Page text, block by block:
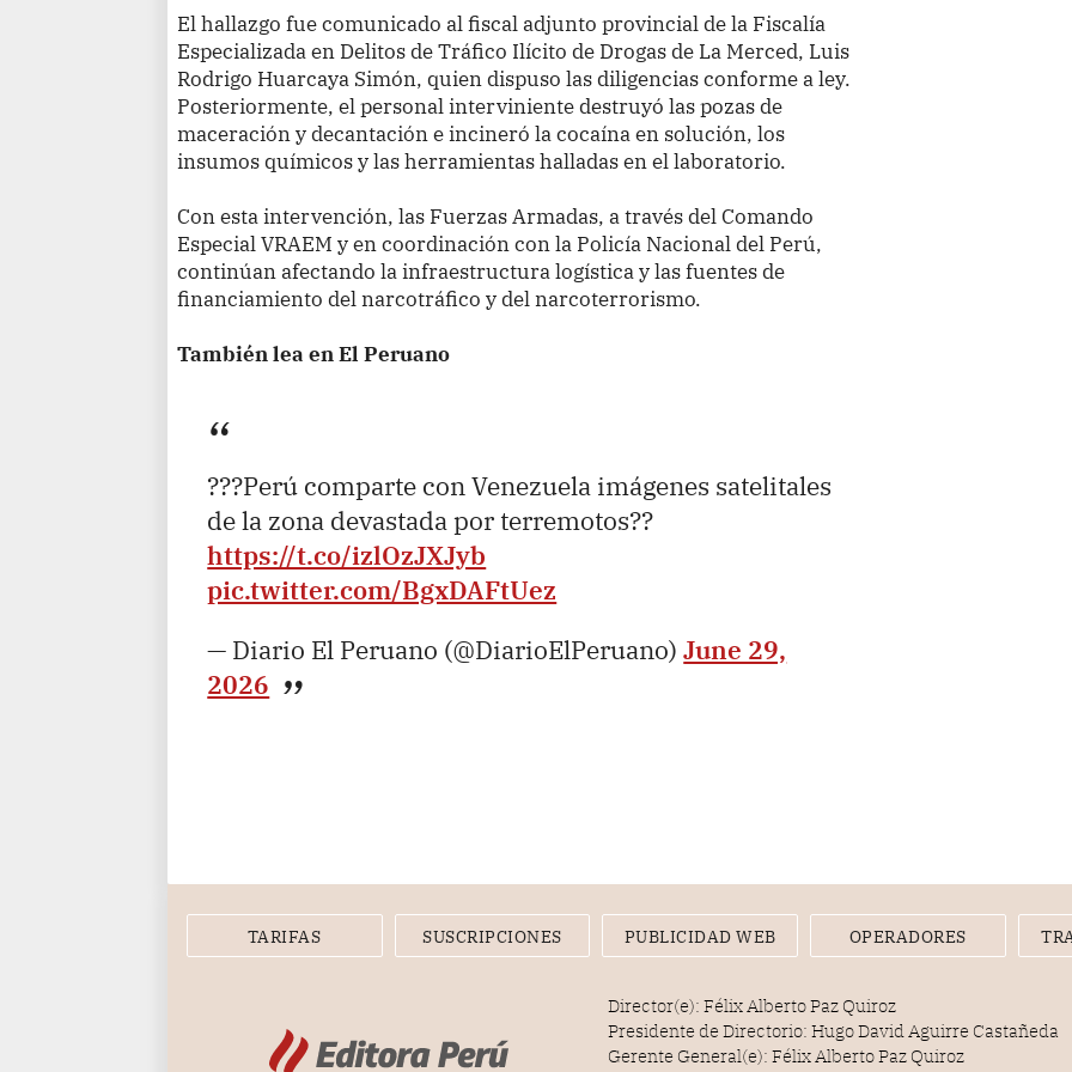
El hallazgo fue comunicado al fiscal adjunto provincial de la Fiscalía
Especializada en Delitos de Tráfico Ilícito de Drogas de La Merced, Luis
Rodrigo Huarcaya Simón, quien dispuso las diligencias conforme a ley.
Posteriormente, el personal interviniente destruyó las pozas de
maceración y decantación e incineró la cocaína en solución, los
insumos químicos y las herramientas halladas en el laboratorio.
Con esta intervención, las Fuerzas Armadas, a través del Comando
Especial VRAEM y en coordinación con la Policía Nacional del Perú,
continúan afectando la infraestructura logística y las fuentes de
financiamiento del narcotráfico y del narcoterrorismo.
También lea en El Peruano
???Perú comparte con Venezuela imágenes satelitales
de la zona devastada por terremotos??
https://t.co/izlOzJXJyb
pic.twitter.com/BgxDAFtUez
— Diario El Peruano (@DiarioElPeruano)June 29,
2026
TARIFAS SUSCRIPCIONES PUBLICIDAD WEB OPERADORES
Director(e): Félix Alberto Paz Quiroz
Presidente de Directorio: Hugo David Aguirre Castañeda
Gerente General(e): Félix Alberto Paz Quiroz